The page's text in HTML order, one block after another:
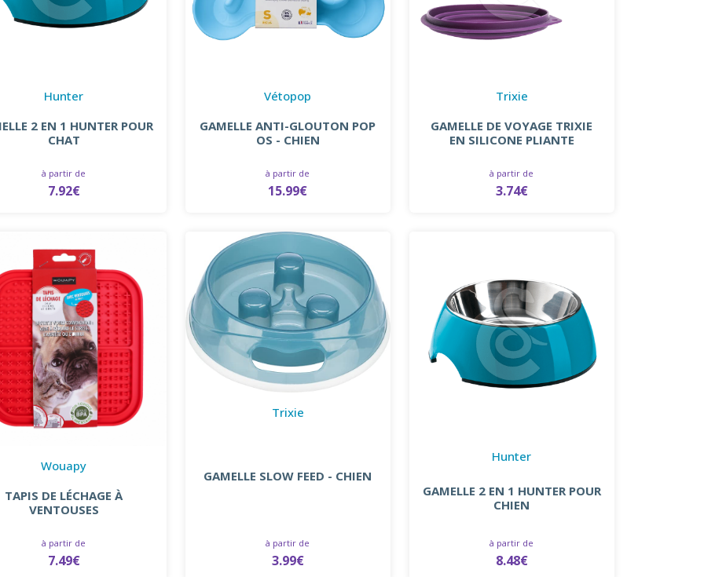
Hunter
2 EN 1 HUNTER POUR
CHAT
à partir de
7.92€
Vétopop
GAMELLE ANTI-GLOUTON POP
OS - CHIEN
à partir de
15.99€
Trixie
GAMELLE DE VOYAGE TRIXIE
EN SILICONE PLIANTE
à partir de
3.74€
Wouapy
TAPIS DE LÉCHAGE À
VENTOUSES
à partir de
7.49€
Trixie
GAMELLE SLOW FEED - CHIEN
à partir de
3.99€
Hunter
GAMELLE 2 EN 1 HUNTER POUR
CHIEN
à partir de
8.48€